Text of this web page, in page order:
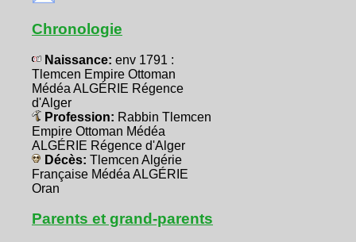
Chronologie
Naissance: env 1791 :
Tlemcen Empire Ottoman
Médéa ALGÉRIE Régence
d'Alger
Profession: Rabbin Tlemcen
Empire Ottoman Médéa
ALGÉRIE Régence d'Alger
Décès: Tlemcen Algérie
Française Médéa ALGÉRIE
Oran
Parents et grand-parents